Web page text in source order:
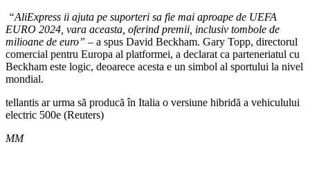
“AliExpress ii ajuta pe suporteri sa fie mai aproape de UEFA
EURO 2024, vara aceasta, oferind premii, inclusiv tombole de
milioane de euro” – a spus David Beckham. Gary Topp, directorul
comercial pentru Europa al platformei, a declarat ca parteneriatul cu
Beckham este logic, deoarece acesta e un simbol al sportului la nivel
mondial.
tellantis ar urma să producă în Italia o versiune hibridă a vehiculului
electric 500e (Reuters)
MM